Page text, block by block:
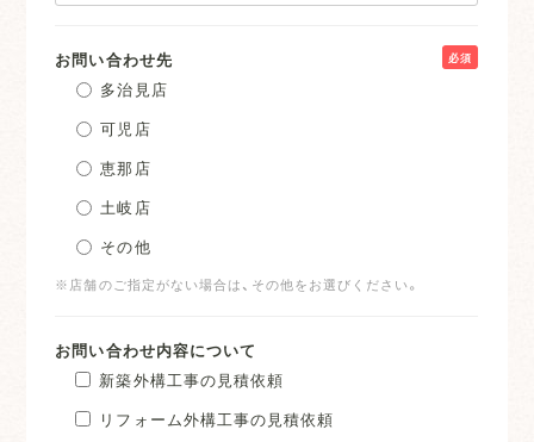
お問い合わせ先 必須
多治見店
可児店
恵那店
土岐店
その他
※店舗のご指定がない場合は、その他をお選びください。
お問い合わせ内容について
新築外構工事の見積依頼
リフォーム外構工事の見積依頼